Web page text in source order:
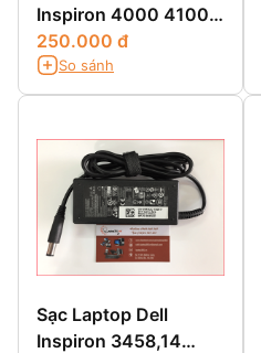
Inspiron 4000 4100
4150
250.000 đ
So sánh
Sạc Laptop Dell
Inspiron 3458,14